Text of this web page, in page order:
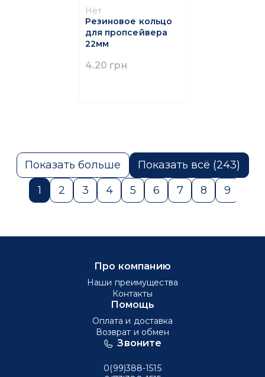
Нет
Резиновое кольцо
для пропсейвера
22мм
4.20 грн
Показать больше
1
2 3 4 5 6 7 8 9
Показать всё (243)
Звоните
0(99)388-1515
Про компанию
Наши преимущества
Контакты
Помощь
Оплата и доставка
Возврат и обмен